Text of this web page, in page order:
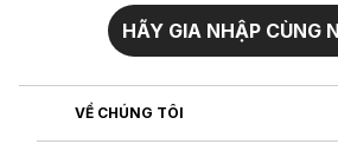
HÃY GIA NHẬP CÙNG
VỀ CHÚNG TÔI